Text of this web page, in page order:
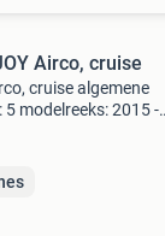
Airco, cruise
cruise algemene
modelreeks: 2015 -
vermogen: 66 kw